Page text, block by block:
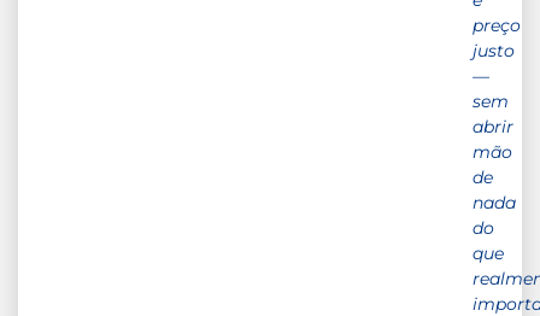
preço
justo
—
sem
abrir
mão
de
nada
do
que